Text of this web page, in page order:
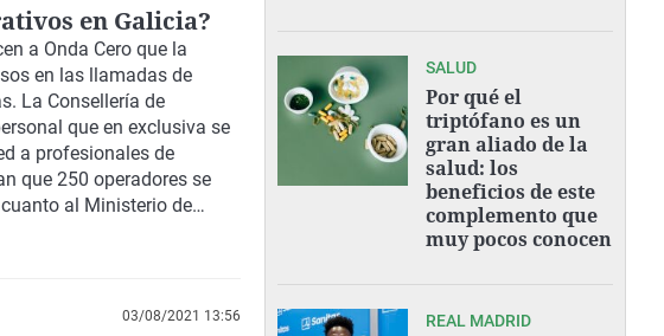
en Galicia?
a Onda Cero que la
en las llamadas de
La Consellería de
que en exclusiva se
a profesionales de
que 250 operadores se
al Ministerio de
03/08/2021 13:56
SALUD
Por qué el
triptófano es un
gran aliado de la
salud: los
beneficios de este
complemento que
muy pocos conocen
REAL MADRID